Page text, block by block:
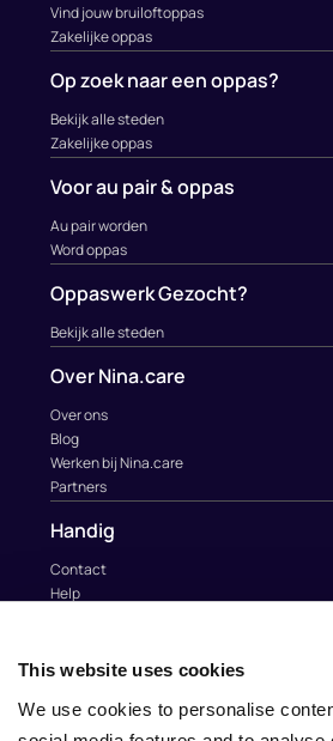
This website uses cookies
We use cookies to personalise
Vind jouw bruiloftoppas
Zakelijke oppas
Op zoek naar een oppas?
Bekijk alle steden
Zakelijke oppas
Voor au pair & oppas
Au pair worden
Word oppas
Oppaswerk Gezocht?
Bekijk alle steden
Over Nina.care
Over ons
Blog
Werken bij Nina.care
Partners
Handig
Contact
Help
info@nina.care